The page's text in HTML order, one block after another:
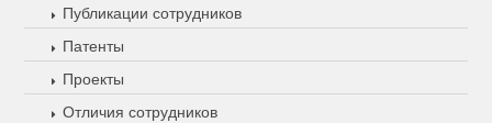
Публикации сотрудников
Патенты
Проекты
Отличия сотрудников